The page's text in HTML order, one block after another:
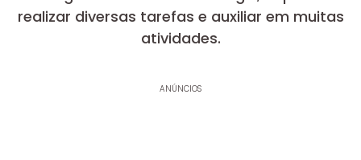
realizar diversas tarefas e auxiliar em muitas
atividades.
ANÚNCIOS